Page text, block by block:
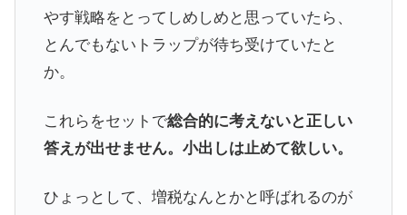
やす戦略をとってしめしめと思っていたら、
とんでもないトラップが待ち受けていたと
か。
これらをセットで総合的に考えないと正しい
答えが出せません。小出しは止めて欲しい。
ひょっとして、増税なんとかと呼ばれるのが